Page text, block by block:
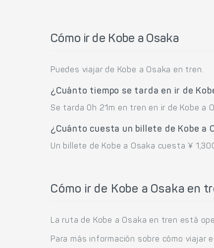
Cómo ir de Kobe a Osaka
Puedes viajar de Kobe a Osaka en tren.
¿Cuánto tiempo se tarda en ir de
Se tarda 0h 21m en tren en ir de Kobe a
¿Cuánto cuesta un billete de Kobe a
Un billete de Kobe a Osaka cuesta ¥
Cómo ir de Kobe a Osaka en
La ruta de Kobe a Osaka en tren está
Para más información sobre cómo viajar